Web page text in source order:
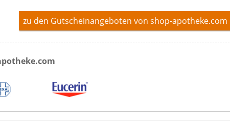
zu den Gutscheinangeboten von shop-apotheke.com